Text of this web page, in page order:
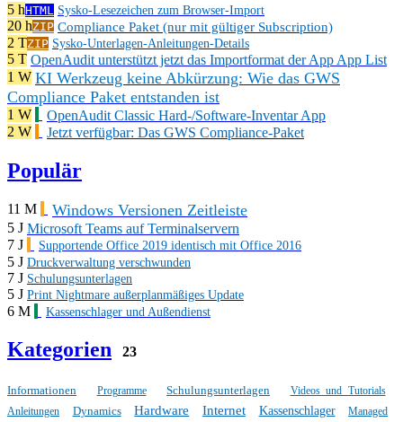
5 hHTML Sysko-Lesezeichen zum Browser-Import
20 hZIP Compliance Paket (nur mit gültiger Subscription)
2 TZIP Sysko-Unterlagen-Anleitungen-Details
5 T OpenAudit unterstützt jetzt das Importformat der App App List
1 W KI Werkzeug keine Abkürzung: Wie das GWS
Compliance Paket entstanden ist
1 W
OpenAudit Classic Hard-/Software-Inventar App
2 W
Jetzt verfügbar: Das GWS Compliance-Paket
Populär
11 M Windows Versionen Zeitleiste
5 J Microsoft Teams auf Terminalservern
7 J
Supportende Office 2019 identisch mit Office 2016
5 J Druckverwaltung verschwunden
7 J Schulungsunterlagen
5 J Print Nightmare außerplanmäßiges Update
6 M Kassenschlager und Außendienst
Kategorien 23
Informationen Programme Schulungsunterlagen
Videos und Tutorials
Anleitungen
Dynamics Hardware Internet Kassenschlager Managed